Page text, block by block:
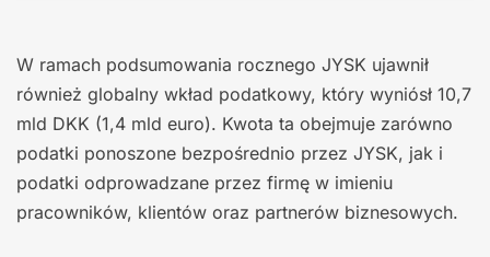
W ramach podsumowania rocznego JYSK ujawnił
również globalny wkład podatkowy, który wyniósł 10,7
mld DKK (1,4 mld euro). Kwota ta obejmuje zarówno
podatki ponoszone bezpośrednio przez JYSK, jak i
podatki odprowadzane przez firmę w imieniu
pracowników, klientów oraz partnerów biznesowych.